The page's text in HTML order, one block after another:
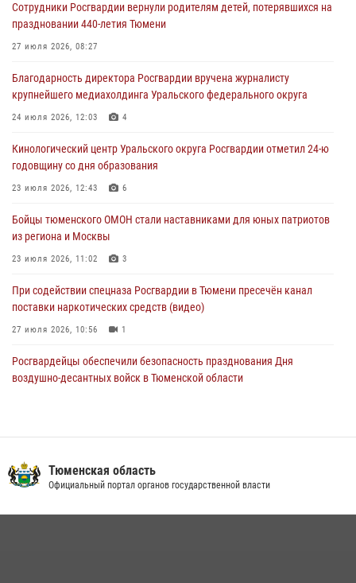
Росгвардейцы в Тюменской области почтили память генерала
армии Ивана Кирилловича Яковлева
05 августа 2026, 11:03
В Тюмени офицер Росгвардии в радиоэфире напомнил гражданам о
мерах безопасного владения оружием
05 августа 2026, 09:56
Военнослужащие Росгвардии сбили дрон-разведчик ВСУ на южном
направлении
05 августа 2026, 05:35
Стальной характер продемонстрировали росгвардейцы в ходе
масштабных спортивных событий на Урале
05 августа 2026, 05:22
Сотрудники Росгвардии вернули родителям детей, потерявшихся на
праздновании 440-летия Тюмени
27 июля 2026, 08:27
Благодарность директора Росгвардии вручена журналисту
крупнейшего медиахолдинга Уральского федерального округа
24 июля 2026, 12:03 4
Кинологический центр Уральского округа Росгвардии отметил 24-ю
годовщину со дня образования
23 июля 2026, 12:43 6
Бойцы тюменского ОМОН стали наставниками для юных патриотов
из региона и Москвы
23 июля 2026, 11:02 3
При содействии спецназа Росгвардии в Тюмени пресечён канал
поставки наркотических средств (видео)
27 июля 2026, 10:56 1
Росгвардейцы обеспечили безопасность празднования Дня
воздушно-десантных войск в Тюменской области
05 августа 2026, 05:35
Тюменская область
Официальный портал органов государственной власти